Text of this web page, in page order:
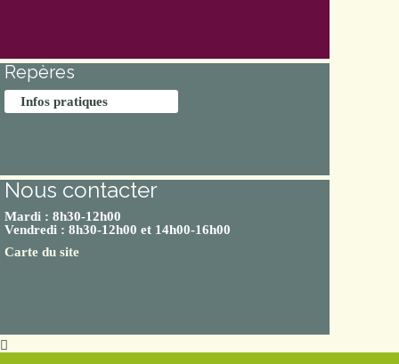
Repères
Infos pratiques
Nous contacter
Mardi : 8h30-12h00
Vendredi : 8h30-12h00 et 14h00-16h00
Carte du site